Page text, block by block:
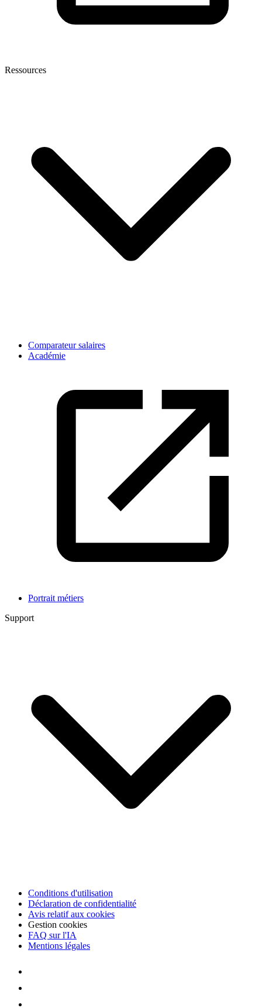
Ressources
Comparateur salaires
Académie
Portrait métiers
Support
Conditions d'utilisation
Déclaration de confidentialité
Avis relatif aux cookies
Gestion cookies
FAQ sur l'IA
Mentions légales